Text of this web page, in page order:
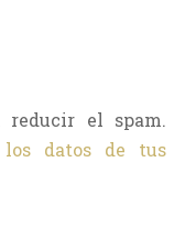
el spam.
los datos de tus